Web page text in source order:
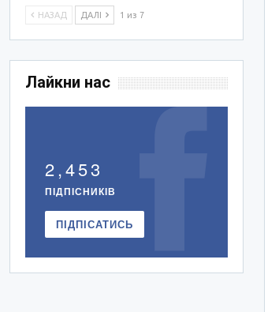
НАЗАД ДАЛІ 1 из 7
Лайкни нас
2,453
ПІДПІСНИКІВ
ПІДПІСАТИСЬ